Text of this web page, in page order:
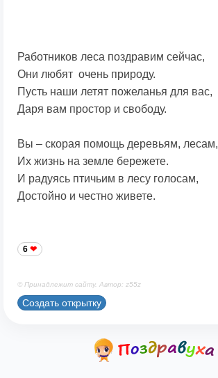
Работников леса поздравим сейчас,
Они любят очень природу.
Пусть наши летят пожеланья для вас,
Даря вам простор и свободу.
Вы – скорая помощь деревьям, лесам,
Их жизнь на земле бережете.
И радуясь птичьим в лесу голосам,
Достойно и честно живете.
6
© Принадлежит сайту. Автор: z55z
Создать открытку